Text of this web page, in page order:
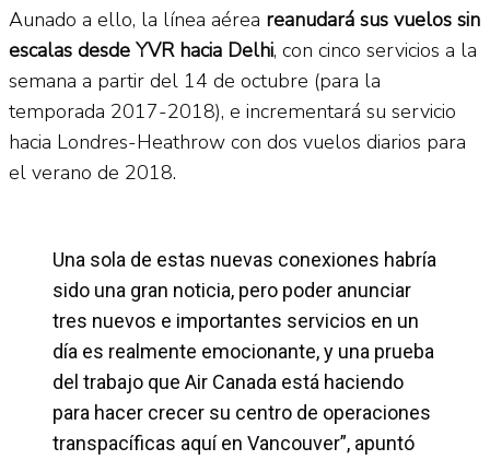
Aunado a ello, la línea aérea reanudará sus vuelos sin
escalas desde YVR hacia Delhi, con cinco servicios a la
semana a partir del 14 de octubre (para la
temporada 2017-2018), e incrementará su servicio
hacia Londres-Heathrow con dos vuelos diarios para
el verano de 2018.
Una sola de estas nuevas conexiones habría
sido una gran noticia, pero poder anunciar
tres nuevos e importantes servicios en un
día es realmente emocionante, y una prueba
del trabajo que Air Canada está haciendo
para hacer crecer su centro de operaciones
transpacíficas aquí en Vancouver”, apuntó